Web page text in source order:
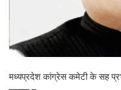
मध्यप्रदेश कांग्रेस कमेटी के सह